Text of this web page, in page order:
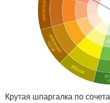
Крутая шпаргалка по